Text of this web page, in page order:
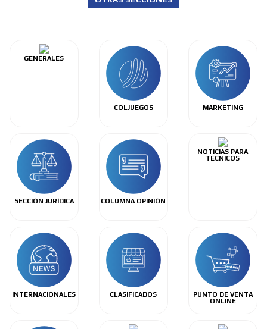
GENERALES
COLJUEGOS MARKETING
SECCIÓN JURÍDICA COLUMNA OPINIÓN
NOTICIAS PARA
TECNICOS
INTERNACIONALES CLASIFICADOS
PUNTO DE VENTA
ONLINE